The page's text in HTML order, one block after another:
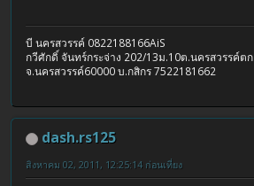
บี นครสวรรค์ 0822188166AiS
กวีศักดิ์ จันทร์กระจ่าง 202/13ม.10ต.นครสวรรค์ตก
จ.นครสวรรค์60000 บ.กสิกร 7522181662
dash.rs125
สิงหาคม 02, 2011, 12:25:14 ก่อนเที่ยง